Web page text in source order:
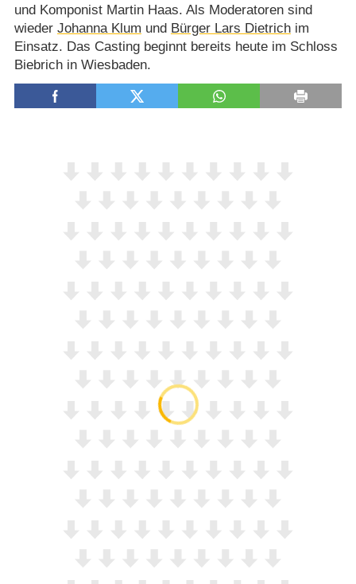
und Komponist Martin Haas. Als Moderatoren sind
wieder Johanna Klum und Bürger Lars Dietrichim
Einsatz. Das Casting beginnt bereits heute im Schloss
Biebrich in Wiesbaden.